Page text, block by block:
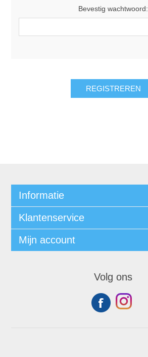
Bevestig wachtwoord:
Informatie
Klantenservice
Mijn account
Volg ons